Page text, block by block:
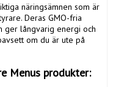
näringsämnen som är
Deras GMO-fria
ger långvarig energi och
om du är ute på
Menus produkter: